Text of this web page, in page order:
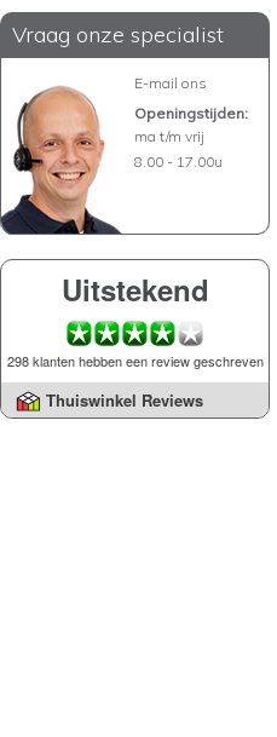
Vraag onze specialist
E-mail ons
Openingstijden:
ma t/m vrij
8.00 - 17.00u
Uitstekend
298 klanten hebben een review geschreven
Thuiswinkel Reviews